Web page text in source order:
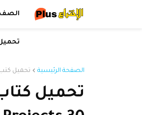
الصفحة الرئيسية تحميل